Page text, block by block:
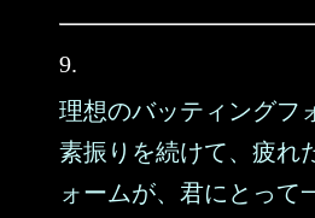
9.
理想のバッティングフ
素振りを続けて、疲れ
ォームが、君にとって